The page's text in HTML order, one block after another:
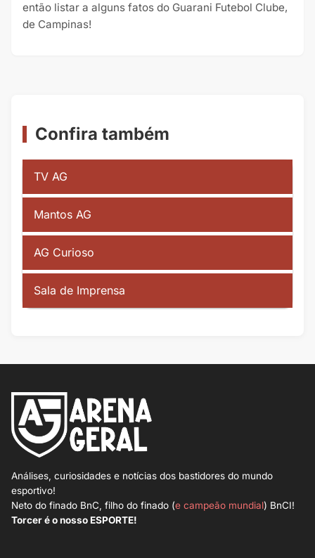
então listar a alguns fatos do Guarani Futebol Clube,
de Campinas!
Confira também
TV AG
Mantos AG
AG Curioso
Sala de Imprensa
Análises, curiosidades e notícias dos bastidores do mundo
esportivo!
Neto do finado BnC, filho do finado (e campeão mundial) BnCI!
Torcer é o nosso ESPORTE!